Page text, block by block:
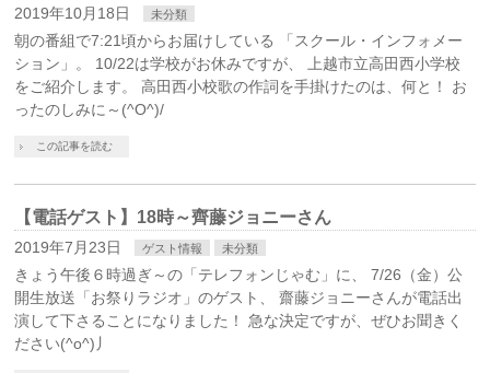
2019年10月18日 未分類
朝の番組で7:21頃からお届けしている 「スクール・インフォメー
ション」。 10/22は学校がお休みですが、 上越市立高田西小学校
をご紹介します。 高田西小校歌の作詞を手掛けたのは、何と！ お
ったのしみに～(^O^)/
この記事を読む
【電話ゲスト】18時～齊藤ジョニーさん
2019年7月23日 ゲスト情報 未分類
きょう午後６時過ぎ～の「テレフォンじゃむ」に、 7/26（金）公
開生放送「お祭りラジオ」のゲスト、 齋藤ジョニーさんが電話出
演して下さることになりました！ 急な決定ですが、ぜひお聞きく
ださい(^o^)丿